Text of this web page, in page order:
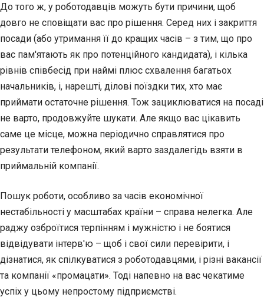
До того ж, у роботодавців можуть бути причини, щоб
довго не сповіщати вас про рішення. Серед них і закриття
посади (або утримання її до кращих часів – з тим, що про
вас пам'ятають як про потенційного кандидата), і кілька
рівнів співбесід при наймі плюс схвалення багатьох
начальників, і, нарешті, ділові поїздки тих, хто має
приймати остаточне рішення. Тож зациклюватися на посаді
не варто, продовжуйте шукати. Але якщо вас цікавить
саме це місце, можна періодично справлятися про
результати телефоном, який варто заздалегідь взяти в
приймальній компанії.
Пошук роботи, особливо за часів економічної
нестабільності у масштабах країни – справа нелегка. Але
раджу озброїтися терпінням і мужністю і не боятися
відвідувати інтерв'ю – щоб і свої сили перевірити, і
дізнатися, як спілкуватися з роботодавцями, і різні вакансії
та компанії «промацати». Тоді напевно на вас чекатиме
успіх у цьому непростому підприємстві.